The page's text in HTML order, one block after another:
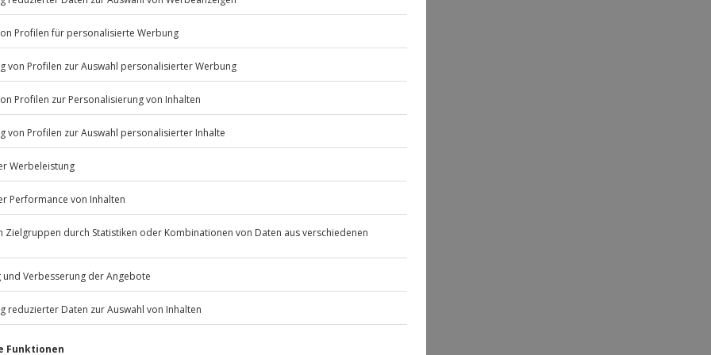
Terminen verfügbar
statt
warme Schuhe oder Boots
Listenansicht
Jochen SchweizerGmbH
Mühldorfstraße 8